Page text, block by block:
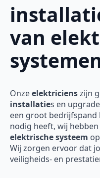
van
Onzeelektricienszijn
installaties en
een groot bedrijfspand
nodig heeft, wij
elektrische systeem
Wij zorgen ervoor dat
veiligheids- en